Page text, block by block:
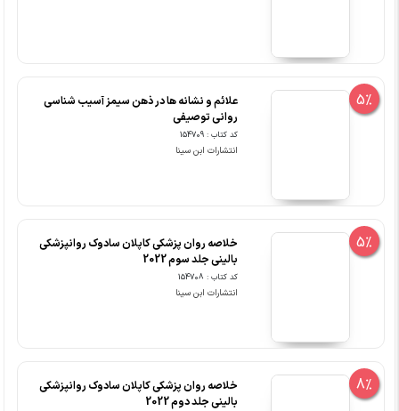
5%
علائم و نشانه ها در ذهن سیمز آسیب شناسی
روانی توصیفی
کد کتاب : 154709
انتشارات ابن سینا
5%
خلاصه روان پزشکی کاپلان سادوک روانپزشکی
بالینی جلد سوم 2022
کد کتاب : 154708
انتشارات ابن سینا
8%
خلاصه روان پزشکی کاپلان سادوک روانپزشکی
بالینی جلد دوم 2022